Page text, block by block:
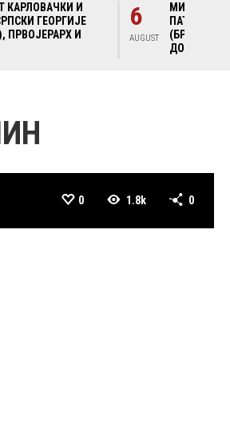
КАРЛОВАЧКИ И
СРПСКИ ГЕОРГИЈЕ
ПРВОЈЕРАРХ И
0 1.8k 0